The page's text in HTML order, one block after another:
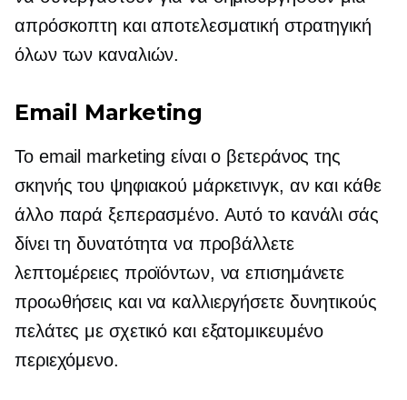
απρόσκοπτη και αποτελεσματική στρατηγική
όλων των καναλιών.
Email Marketing
Το email marketing είναι ο βετεράνος της
σκηνής του ψηφιακού μάρκετινγκ, αν και κάθε
άλλο παρά ξεπερασμένο. Αυτό το κανάλι σάς
δίνει τη δυνατότητα να προβάλλετε
λεπτομέρειες προϊόντων, να επισημάνετε
προωθήσεις και να καλλιεργήσετε δυνητικούς
πελάτες με σχετικό και εξατομικευμένο
περιεχόμενο.